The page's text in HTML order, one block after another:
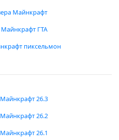
Майнкрафт
ГТА
пиксельмон
26.3
26.2
26.1